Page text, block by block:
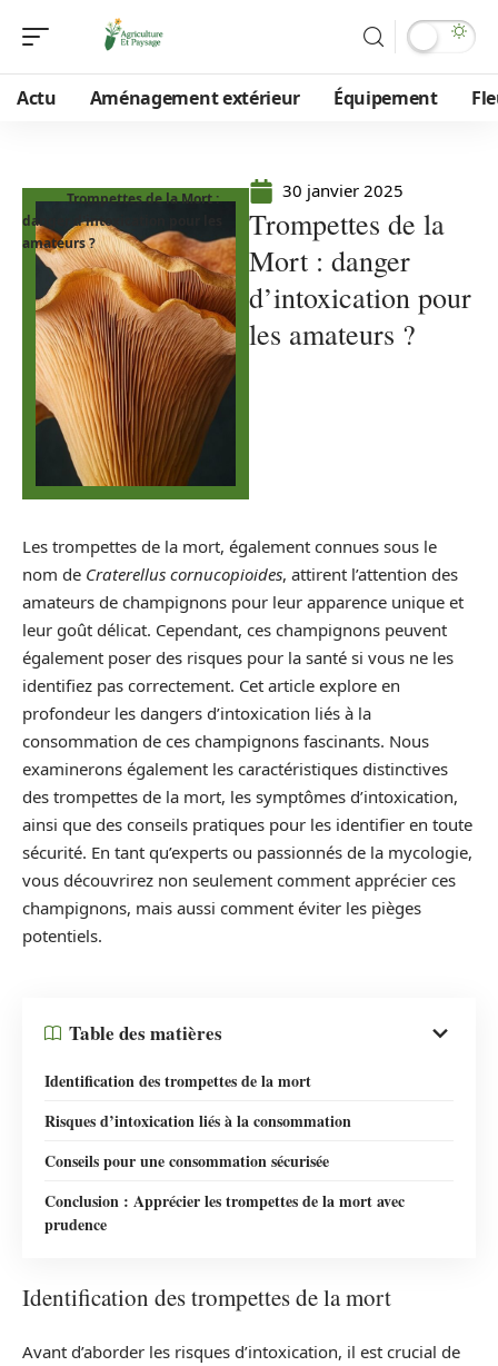
Actu Aménagement extérieur Équipement
Trompettes de la Mort :
danger d'intoxication pour les
amateurs ?
30 janvier 2025
Trompettes de la
Mort : danger
d’intoxication pour
les amateurs ?
Les trompettes de la mort, également connues sous le
nom de Craterellus cornucopioides, attirent l’attention des
amateurs de champignons pour leur apparence unique et
leur goût délicat. Cependant, ces champignons peuvent
également poser des risques pour la santé si vous ne les
identifiez pas correctement. Cet article explore en
profondeur les dangers d’intoxication liés à la
consommation de ces champignons fascinants. Nous
examinerons également les caractéristiques distinctives
des trompettes de la mort, les symptômes d’intoxication,
ainsi que des conseils pratiques pour les identifier en toute
sécurité. En tant qu’experts ou passionnés de la mycologie,
vous découvrirez non seulement comment apprécier ces
champignons, mais aussi comment éviter les pièges
potentiels.
Table des matières
Identification des trompettes de la mort
Risques d’intoxication liés à la consommation
Conseils pour une consommation sécurisée
Conclusion : Apprécier les trompettes de la mort avec
prudence
Identification des trompettes de la mort
Avant d’aborder les risques d’intoxication, il est crucial de